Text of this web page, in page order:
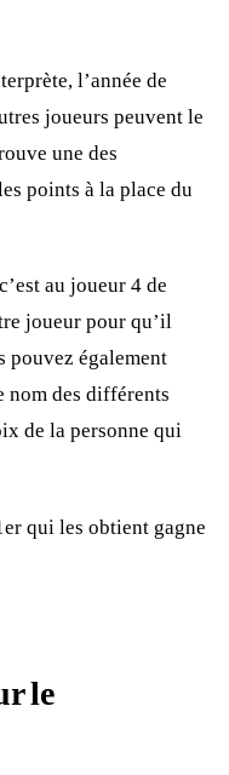
l’année de
joueurs peuvent le
une des
points à la place du
au joueur 4 de
joueur pour qu’il
pouvez également
nom des différents
de la personne qui
qui les obtient gagne
le